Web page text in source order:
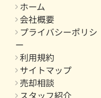
ホーム
会社概要
プライバシーポリシ
ー
利用規約
サイトマップ
売却相談
スタッフ紹介